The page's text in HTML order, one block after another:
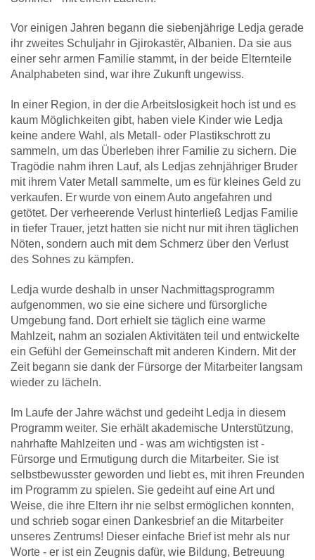
Vor einigen Jahren begann die siebenjährige Ledja gerade
ihr zweites Schuljahr in Gjirokastër, Albanien. Da sie aus
einer sehr armen Familie stammt, in der beide Elternteile
Analphabeten sind, war ihre Zukunft ungewiss.
In einer Region, in der die Arbeitslosigkeit hoch ist und es
kaum Möglichkeiten gibt, haben viele Kinder wie Ledja
keine andere Wahl, als Metall- oder Plastikschrott zu
sammeln, um das Überleben ihrer Familie zu sichern. Die
Tragödie nahm ihren Lauf, als Ledjas zehnjähriger Bruder
mit ihrem Vater Metall sammelte, um es für kleines Geld zu
verkaufen. Er wurde von einem Auto angefahren und
getötet. Der verheerende Verlust hinterließ Ledjas Familie
in tiefer Trauer, jetzt hatten sie nicht nur mit ihren täglichen
Nöten, sondern auch mit dem Schmerz über den Verlust
des Sohnes zu kämpfen.
Ledja wurde deshalb in unser Nachmittagsprogramm
aufgenommen, wo sie eine sichere und fürsorgliche
Umgebung fand. Dort erhielt sie täglich eine warme
Mahlzeit, nahm an sozialen Aktivitäten teil und entwickelte
ein Gefühl der Gemeinschaft mit anderen Kindern. Mit der
Zeit begann sie dank der Fürsorge der Mitarbeiter langsam
wieder zu lächeln.
Im Laufe der Jahre wächst und gedeiht Ledja in diesem
Programm weiter. Sie erhält akademische Unterstützung,
nahrhafte Mahlzeiten und - was am wichtigsten ist -
Fürsorge und Ermutigung durch die Mitarbeiter. Sie ist
selbstbewusster geworden und liebt es, mit ihren Freunden
im Programm zu spielen. Sie gedeiht auf eine Art und
Weise, die ihre Eltern ihr nie selbst ermöglichen konnten,
und schrieb sogar einen Dankesbrief an die Mitarbeiter
unseres Zentrums! Dieser einfache Brief ist mehr als nur
Worte - er ist ein Zeugnis dafür, wie Bildung, Betreuung